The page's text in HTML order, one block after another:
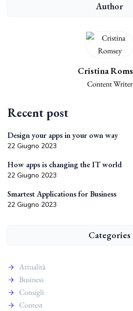
Author
Cristina
Content Writer
Recent post
Design your apps in your own way
22 Giugno 2023
How apps is changing the IT world
22 Giugno 2023
Smartest Applications for Business
22 Giugno 2023
Categories
Attualità
Business
Consigli
Contest